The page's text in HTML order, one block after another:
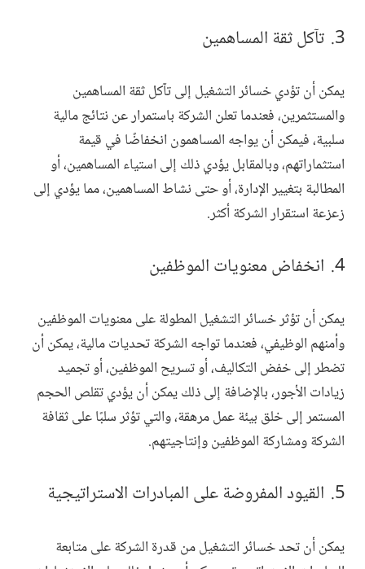
تآكل ثقة المساهمين
يمكن أن تؤدي خسائر التشغيل إلى تآكل ثقة المساهمين
والمستثمرين، فعندما تعلن الشركة باستمرار عن نتائج مالية
سلبية، فيمكن أن يواجه المساهمون انخفاضًا في قيمة
استثماراتهم، وبالمقابل يؤدي ذلك إلى استياء المساهمين، أو
المطالبة بتغيير الإدارة، أو حتى نشاط المساهمين، مما يؤدي إلى
زعزعة استقرار الشركة أكثر.
انخفاض معنويات الموظفين
يمكن أن تؤثر خسائر التشغيل المطولة على معنويات الموظفين
وأمنهم الوظيفي، فعندما تواجه الشركة تحديات مالية، يمكن أن
تضطر إلى خفض التكاليف، أو تسريح الموظفين، أو تجميد
زيادات الأجور، بالإضافة إلى ذلك يمكن أن يؤدي تقلص الحجم
المستمر إلى خلق بيئة عمل مرهقة، والتي تؤثر سلبًا على ثقافة
الشركة ومشاركة الموظفين وإنتاجيتهم.
القيود المفروضة على المبادرات الاستراتيجية
يمكن أن تحد خسائر التشغيل من قدرة الشركة على متابعة